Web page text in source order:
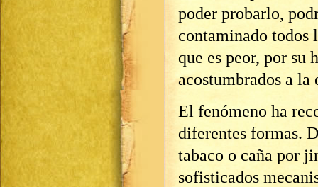
poder probarlo,
contaminado todos
que es peor, por su
acostumbrados a la
El fenómeno ha
diferentes formas.
tabaco o caña por
sofisticados